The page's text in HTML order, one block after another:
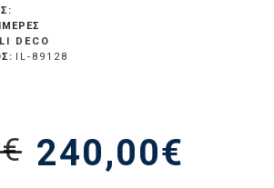
240,00€
DECO
IL-89128